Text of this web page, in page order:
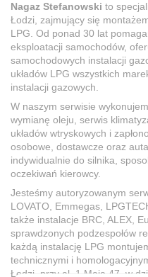
Nagaz Stefanowski to
Łodzi, zajmujący się
LPG. Od ponad 30 lat
eksploatacji samochodów,
samochodowych instalacji
układów LPG wszystkich
instalacji gazowych.
W naszym serwisie
wymianę oleju, serwis
układów wtryskowych i
osobowe, dostawcze oraz
indywidualnie do silnika,
oczekiwań kierowcy.
Jesteśmy autoryzowanym
LOVATO, Emmegas,
także instalacje BRC, ALEX,
sprawdzonych podzespołów
każdą instalację LPG
technicznymi i
Łodzi, przy al. 1 Maja 47, w